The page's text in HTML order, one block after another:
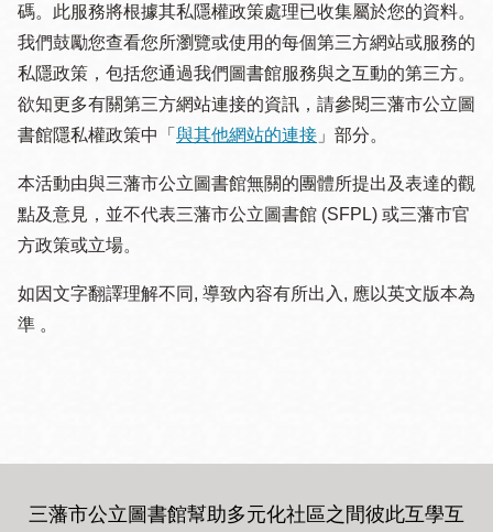
碼。此服務將根據其私隱權政策處理已收集屬於您的資料。
我們鼓勵您查看您所瀏覽或使用的每個第三方網站或服務的
私隱政策，包括您通過我們圖書館服務與之互動的第三方。
欲知更多有關第三方網站連接的資訊，請參閱三藩市公立圖
書館隱私權政策中「 與其他網站的連接 」部分。
本活動由與三藩市公立圖書館無關的團體所提出及表達的觀
點及意見，並不代表三藩市公立圖書館 (SFPL) 或三藩市官
方政策或立場。
如因文字翻譯理解不同, 導致內容有所出入, 應以英文版本為
準 。
三藩市公立圖書館幫助多元化社區之間彼此互學互